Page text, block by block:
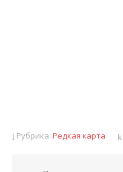
Рубрика: Редкая карта